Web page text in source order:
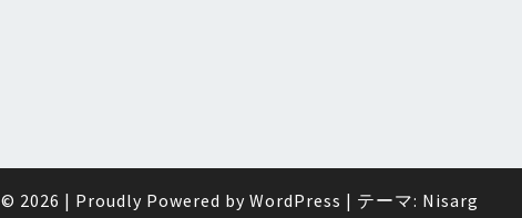
© 2026 | Proudly Powered by WordPress | テーマ: Nisarg